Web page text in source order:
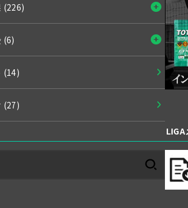
(226)
(6)
(14)
(27)